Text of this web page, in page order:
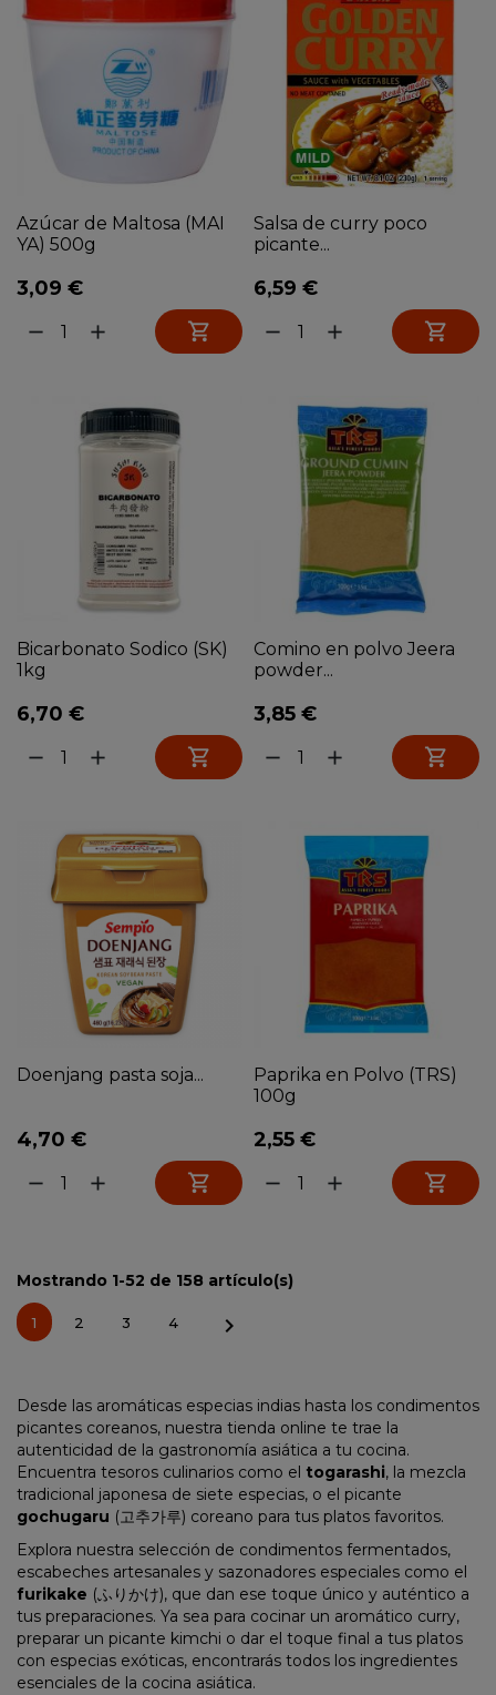
Azúcar de Maltosa (MAI
YA) 500g
3,09 €
remove add 
Salsa de curry poco
picante...
6,59 €
remove add 
Bicarbonato Sodico (SK)
1kg
6,70 €
remove add 
Comino en polvo Jeera
powder...
3,85 €
remove add 
Doenjang pasta soja...
4,70 €
remove add 
Paprika en Polvo (TRS)
100g
2,55 €
remove add 
Mostrando 1-52 de 158 artículo(s)
1 2 3 4 
Desde las aromáticas especias indias hasta los condimentos
picantes coreanos, nuestra tienda online te trae la
autenticidad de la gastronomía asiática a tu cocina.
Encuentra tesoros culinarios como el togarashi, la mezcla
tradicional japonesa de siete especias, o el picante
gochugaru (고추가루) coreano para tus platos favoritos.
Explora nuestra selección de condimentos fermentados,
escabeches artesanales y sazonadores especiales como el
furikake (ふりかけ), que dan ese toque único y auténtico a
tus preparaciones. Ya sea para cocinar un aromático curry,
preparar un picante kimchi o dar el toque final a tus platos
con especias exóticas, encontrarás todos los ingredientes
esenciales de la cocina asiática.